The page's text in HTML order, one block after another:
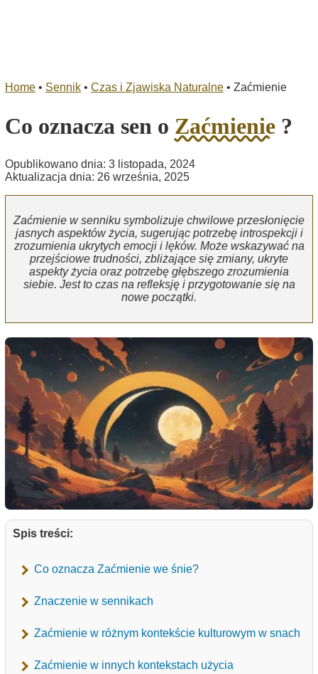
Home • Sennik • Czas i Zjawiska Naturalne • Zaćmienie
Co oznacza sen o Zaćmienie ?
Opublikowano dnia: 3 listopada, 2024
Aktualizacja dnia: 26 września, 2025
Zaćmienie w senniku symbolizuje chwilowe przesłonięcie
jasnych aspektów życia, sugerując potrzebę introspekcji i
zrozumienia ukrytych emocji i lęków. Może wskazywać na
przejściowe trudności, zbliżające się zmiany, ukryte
aspekty życia oraz potrzebę głębszego zrozumienia
siebie. Jest to czas na refleksję i przygotowanie się na
nowe początki.
Spis treści:
Co oznacza Zaćmienie we śnie?
Znaczenie w sennikach
Zaćmienie w różnym kontekście kulturowym w snach
Zaćmienie w innych kontekstach użycia